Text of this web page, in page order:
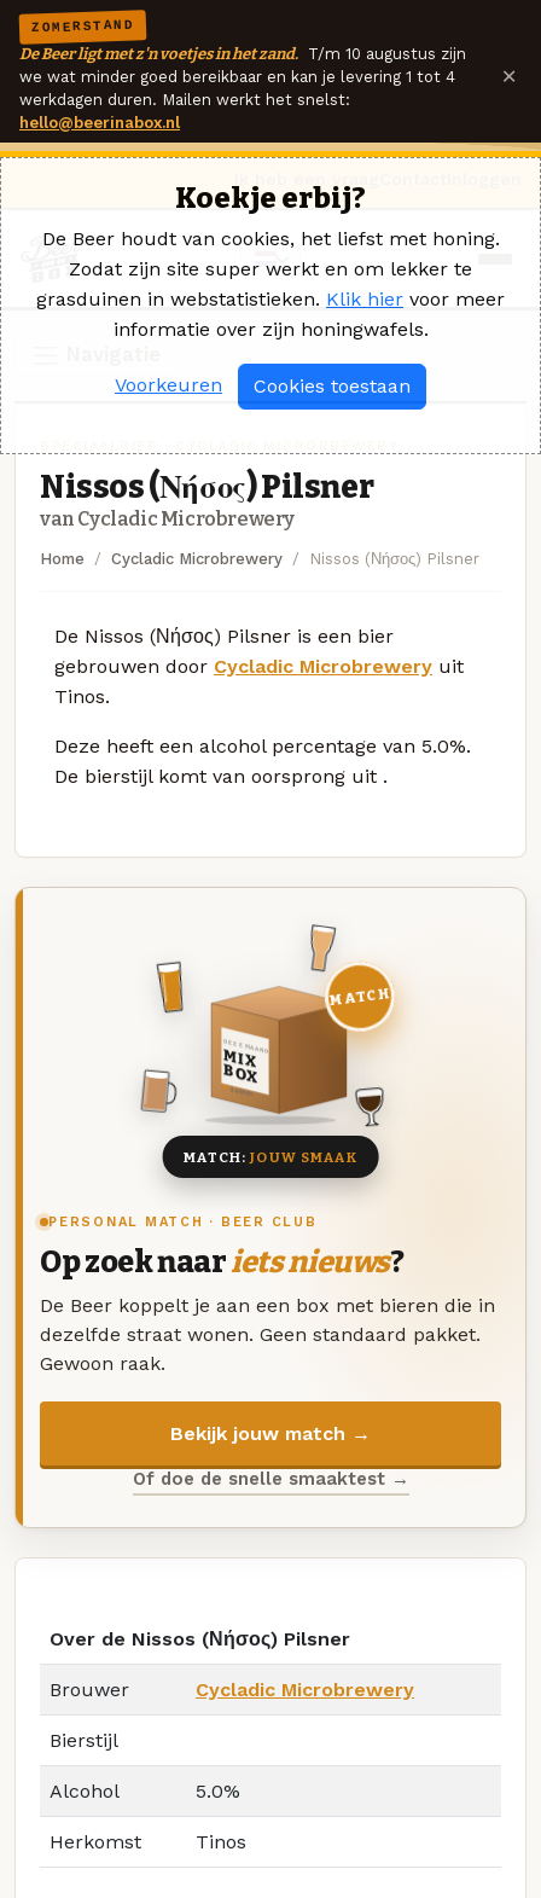
ZOMERSTAND
De Beer ligt met z'n voetjes in het zand. T/m 10 augustus zijn
we wat minder goed bereikbaar en kan je levering 1 tot 4
werkdagen duren. Mailen werkt het snelst:
hello@beerinabox.nl
×
Nissos (Νήσος) Pilsner
van Cycladic Microbrewery
Home Cycladic Microbrewery Nissos (Νήσος) Pilsner
De Nissos (Νήσος) Pilsner is een bier
gebrouwen door Cycladic Microbrewery uit
Tinos.
Deze heeft een alcohol percentage van 5.0%.
De bierstijl komt van oorsprong uit .
PERSONAL MATCH · BEER CLUB
Op zoek naariets nieuws?
De Beer koppelt je aan een box met bieren die in
dezelfde straat wonen. Geen standaard pakket.
Gewoon raak.
Bekijk jouw match →
Of doe de snelle smaaktest →
DEZE MAAND
MIX
BOX
8 BIEREN
MATCH
MATCH:JOUW SMAAK
Over de Nissos (Νήσος) Pilsner
Brouwer Cycladic Microbrewery
Bierstijl
Alcohol 5.0%
Herkomst Tinos
Koekje erbij?
De Beer houdt van cookies, het liefst met honing.
Zodat zijn site super werkt en om lekker te
grasduinen in webstatistieken. Klik hier voor meer
informatie over zijn honingwafels.
Voorkeuren Cookies toestaan